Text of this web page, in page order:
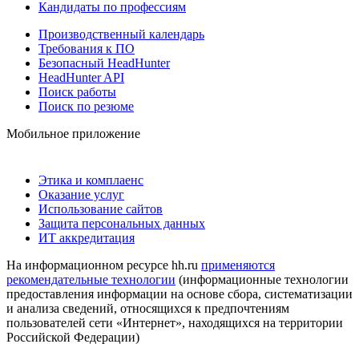
Кандидаты по профессиям
Производственный календарь
Требования к ПО
Безопасный HeadHunter
HeadHunter API
Поиск работы
Поиск по резюме
Мобильное приложение
Этика и комплаенс
Оказание услуг
Использование сайтов
Защита персональных данных
ИТ аккредитация
На информационном ресурсе hh.ru применяются
рекомендательные технологии (информационные технологии
предоставления информации на основе сбора, систематизации
и анализа сведений, относящихся к предпочтениям
пользователей сети «Интернет», находящихся на территории
Российской Федерации)